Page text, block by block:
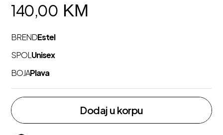
140,00 KM
BRENDEstel
SPOL Unisex
BOJAPlava
Dodaj u korpu